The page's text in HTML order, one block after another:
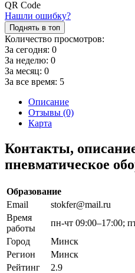
Нашли ошибку?
Поднять в топ
Количество просмотров:
За сегодня: 0
За неделю: 0
За месяц: 0
За все время: 5
Описание
Отзывы (0)
Карта
Контакты,
пневматическое
Образование
Email
stokfer@mail.ru
Время
работы
пн-чт 09:00–17:00;
Город
Минск
Регион
Минск
Рейтинг
2.9